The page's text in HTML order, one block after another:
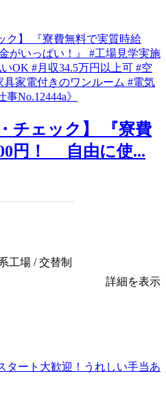
チェック】 『寮費
円！ 自由に使...
工場 / 交替制
詳細を表示